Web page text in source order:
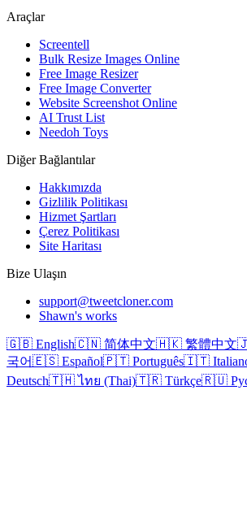
Araçlar
Screentell
Bulk Resize Images Online
Free Image Resizer
Free Image Converter
Website Screenshot Online
AI Trust List
Needoh Toys
Diğer Bağlantılar
Hakkımızda
Gizlilik Politikası
Hizmet Şartları
Çerez Politikası
Site Haritası
Bize Ulaşın
support@tweetcloner.com
Shawn's works
🇬🇧 English🇨🇳 简体中文🇭🇰 繁體中文
국어🇪🇸 Español🇵🇹 Português🇮🇹
Deutsch🇹🇭 ไทย (Thai)🇹🇷 Türkçe🇷🇺